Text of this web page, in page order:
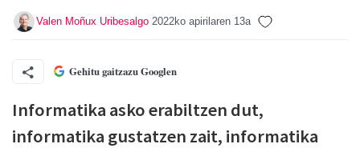
Valen Moñux Uribesalgo 2022ko apirilaren 13a
Gehitu gaitzazu Googlen
Informatika asko erabiltzen dut,
informatika gustatzen zait, informatika